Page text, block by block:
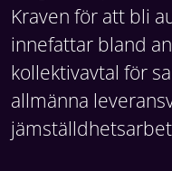
Kraven för att bli
innefattar bland
kollektivavtal för
allmänna